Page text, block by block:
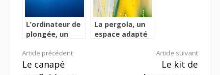
L’ordinateur de
plongée, un
pour avoir
toutes les
La pergola, un
espace adapté
Lire
Article précédent
Le canapé
Article suivant
Le kit de